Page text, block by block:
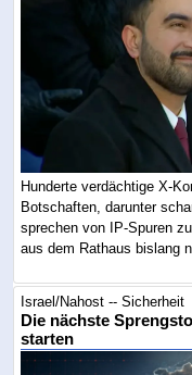
Hunderte verdächtige X-
Botschaften, darunter
sprechen von IP-Spuren
aus dem Rathaus bislang
Israel/Nahost -- Sicherheit
Die nächste
starten